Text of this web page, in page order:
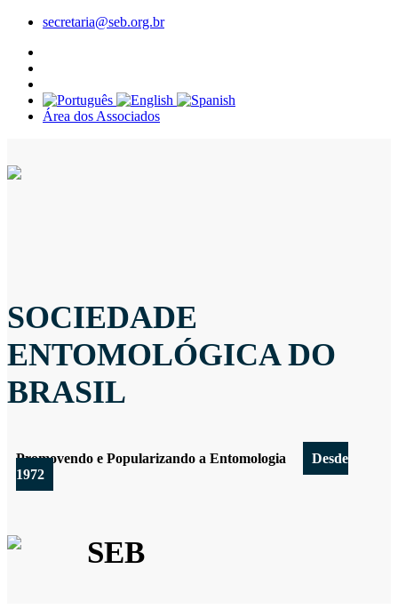
secretaria@seb.org.br
Área dos Associados
SOCIEDADE
ENTOMOLÓGICA DO
BRASIL
Promovendo e Popularizando a Entomologia
Desde
1972
SEB